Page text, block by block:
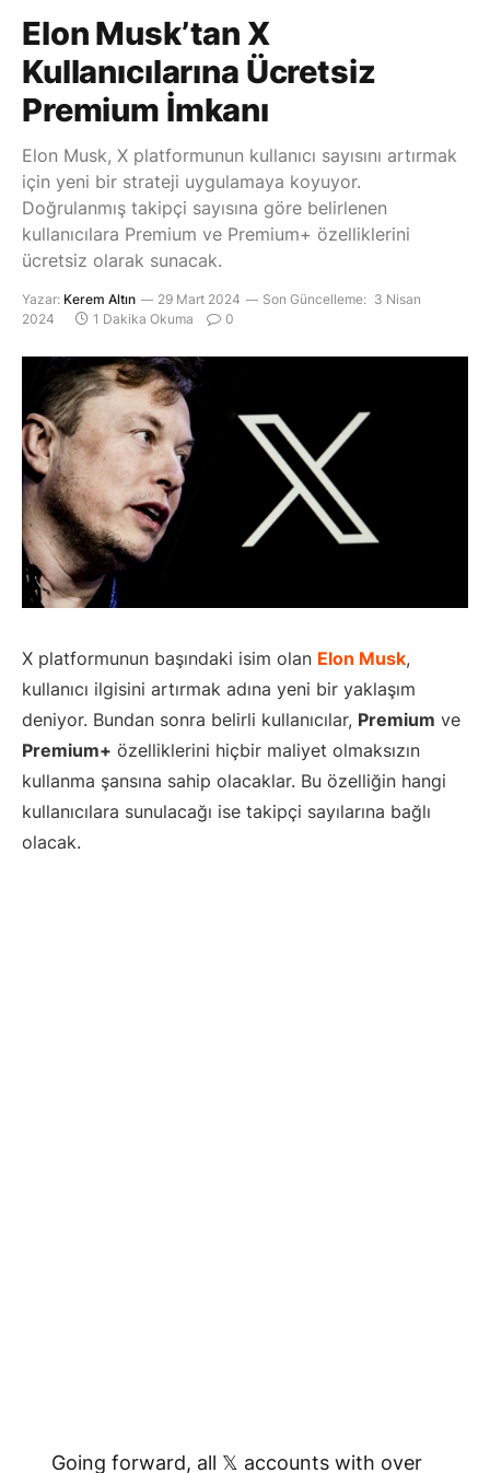
Elon Musk’tan X
Kullanıcılarına Ücretsiz
Premium İmkanı
Elon Musk, X platformunun kullanıcı sayısını artırmak
için yeni bir strateji uygulamaya koyuyor.
Doğrulanmış takipçi sayısına göre belirlenen
kullanıcılara Premium ve Premium+ özelliklerini
ücretsiz olarak sunacak.
Yazar: Kerem Altın 29 Mart 2024 Son Güncelleme: 3 Nisan
2024
1 Dakika Okuma 0
X platformunun başındaki isim olan Elon Musk,
kullanıcı ilgisini artırmak adına yeni bir yaklaşım
deniyor. Bundan sonra belirli kullanıcılar, Premium ve
Premium+ özelliklerini hiçbir maliyet olmaksızın
kullanma şansına sahip olacaklar. Bu özelliğin hangi
kullanıcılara sunulacağı ise takipçi sayılarına bağlı
olacak.
Going forward, all 𝕏 accounts with over